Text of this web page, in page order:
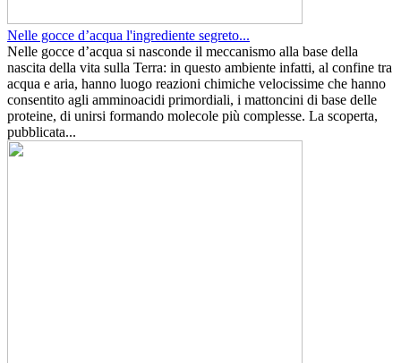
Nelle gocce d’acqua l'ingrediente segreto...
Nelle gocce d’acqua si nasconde il meccanismo alla base della
nascita della vita sulla Terra: in questo ambiente infatti, al confine tra
acqua e aria, hanno luogo reazioni chimiche velocissime che hanno
consentito agli amminoacidi primordiali, i mattoncini di base delle
proteine, di unirsi formando molecole più complesse. La scoperta,
pubblicata...